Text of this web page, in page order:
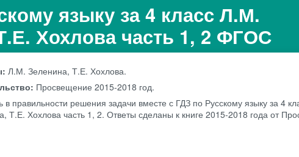
языку за 4 класс Л.М.
Хохлова часть 1, 2 ФГОС
Л.М. Зеленина, Т.Е. Хохлова.
Просвещение 2015-2018 год.
в правильности решения задачи вместе с ГДЗ по Русскому языку за 4
Т.Е. Хохлова часть 1, 2. Ответы сделаны к книге 2015-2018 года от